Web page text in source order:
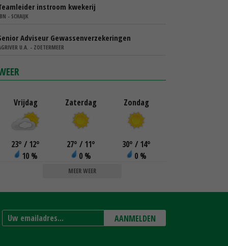
instroom kwekerij
- SCHAIJK
Adviseur Gewassenverzekeringen
U.A. - ZOETERMEER
Vrijdag
23° / 12°
10 %
Zaterdag
27° / 11°
0 %
Zondag
30° / 14°
0 %
MEER WEER
AANMELDEN